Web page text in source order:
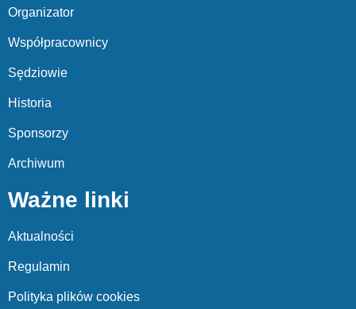
Organizator
Współpracownicy
Sędziowie
Historia
Sponsorzy
Archiwum
Ważne linki
Aktualności
Regulamin
Polityka plików cookies